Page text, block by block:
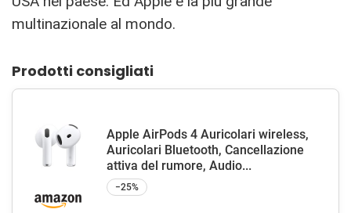
multinazionale al mondo.
Prodotti consigliati
Apple AirPods 4 Auricolari wireless,
Auricolari Bluetooth, Cancellazione
attiva del rumore, Audio...
−25%